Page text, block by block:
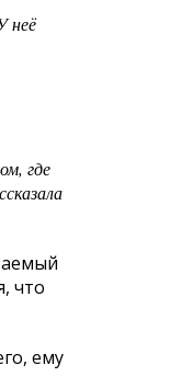
неё
где
что
ему